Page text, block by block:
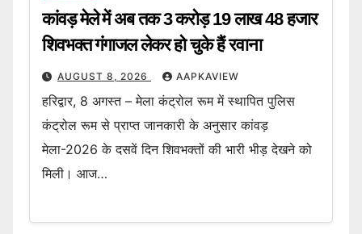
कांवड़ मेले में अब तक 3 करोड़ 19 लाख 48 हजार
शिवभक्त गंगाजल लेकर हो चुके हैं रवाना
AUGUST 8, 2026 AAPKAVIEW
हरिद्वार, 8 अगस्त – मेला कंट्रोल रूम में स्थापित पुलिस
कंट्रोल रूम से प्राप्त जानकारी के अनुसार कांवड़
मेला-2026 के दसवें दिन शिवभक्तों की भारी भीड़ देखने को
मिली। आज…